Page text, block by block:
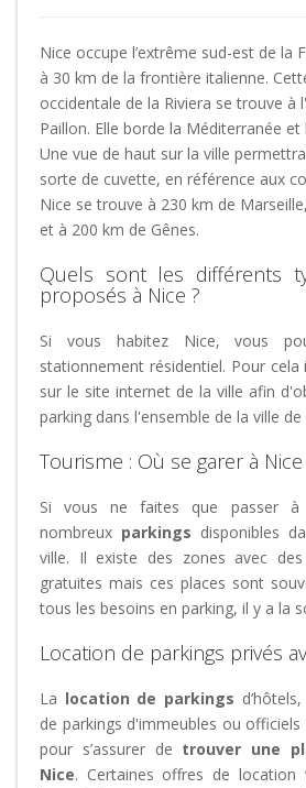
Nice occupe l’extrême sud-est de la
à 30 km de la frontière italienne.
occidentale de la Riviera se trouve à
Paillon. Elle borde la Méditerranée et
Une vue de haut sur la ville
sorte de cuvette, en référence aux
Nice se trouve à 230 km de
et à 200 km de Gênes.
Quels sont les différents
proposés à Nice ?
Si vous habitez Nice, vous
stationnement résidentiel. Pour
sur le site internet de la ville afin
parking dans l'ensemble de la ville de
Tourisme : Où se garer à Nice
Si vous ne faites que passer à
nombreux parkings disponibles
ville. Il existe des zones avec
gratuites mais ces places sont
tous les besoins en parking, il y a la
Location de parkings privés
La location de parkings
de parkings d'immeubles ou
pour s’assurer de trouver une
Nice. Certaines offres de location